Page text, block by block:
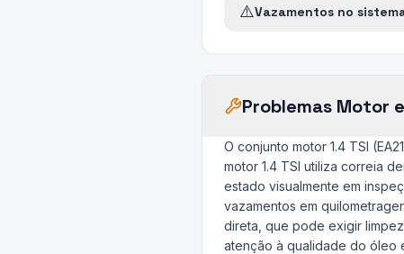
⚠️Vazamentos no
Problemas Motor
O conjunto motor 1.4 TSI
motor 1.4 TSI utiliza correia
estado visualmente em
vazamentos em
direta, que pode exigir
atenção à qualidade do óleo